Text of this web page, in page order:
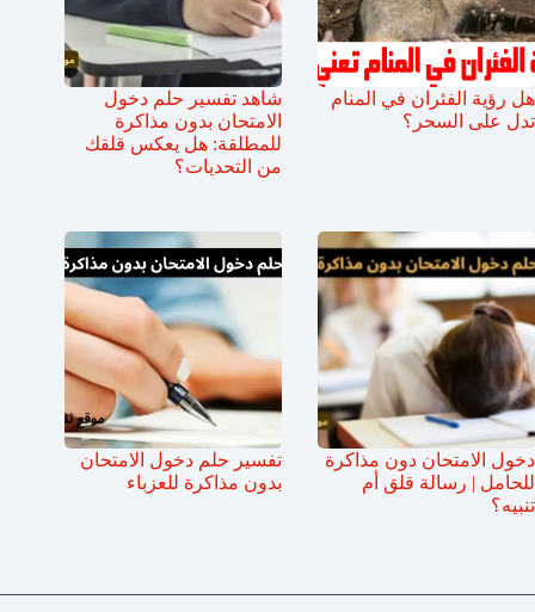
هل رؤية الفئران في المنام
تدل على السحر؟
شاهد تفسير حلم دخول
الامتحان بدون مذاكرة
للمطلقة: هل يعكس قلقك
من التحديات؟
دخول الامتحان دون مذاكرة
للحامل | رسالة قلق أم
تنبيه؟
تفسير حلم دخول الامتحان
بدون مذاكرة للعزباء